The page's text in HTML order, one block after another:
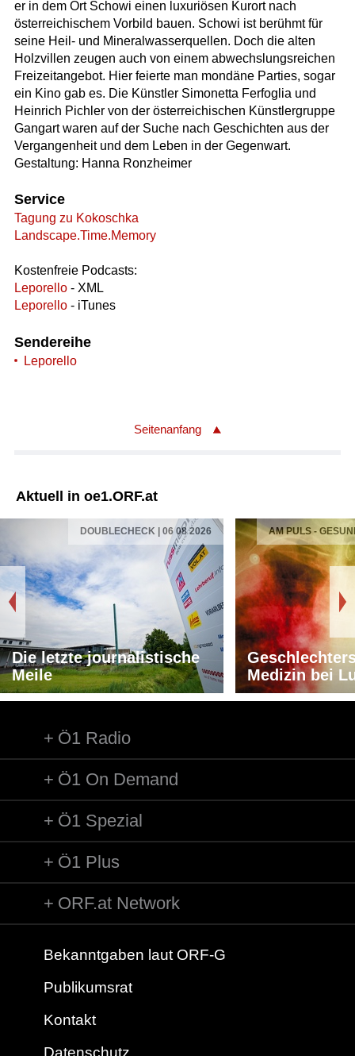
er in dem Ort Schowi einen luxuriösen Kurort nach
österreichischem Vorbild bauen. Schowi ist berühmt für
seine Heil- und Mineralwasserquellen. Doch die alten
Holzvillen zeugen auch von einem abwechslungsreichen
Freizeitangebot. Hier feierte man mondäne Parties, sogar
ein Kino gab es. Die Künstler Simonetta Ferfoglia und
Heinrich Pichler von der österreichischen Künstlergruppe
Gangart waren auf der Suche nach Geschichten aus der
Vergangenheit und dem Leben in der Gegenwart.
Gestaltung: Hanna Ronzheimer
Service
Tagung zu Kokoschka
Landscape.Time.Memory
Kostenfreie Podcasts:
Leporello- XML
Leporello- iTunes
Sendereihe
Leporello
Seitenanfang
Aktuell in oe1.ORF.at
DOUBLECHECK | 06 08 2026
Die letzte journalistische
Meile
AM PULS -
Medizin bei
Ö1 Radio
Ö1 On Demand
Ö1 Spezial
Ö1 Plus
ORF.at Network
Bekanntgaben laut ORF-G
Publikumsrat
Kontakt
Datenschutz